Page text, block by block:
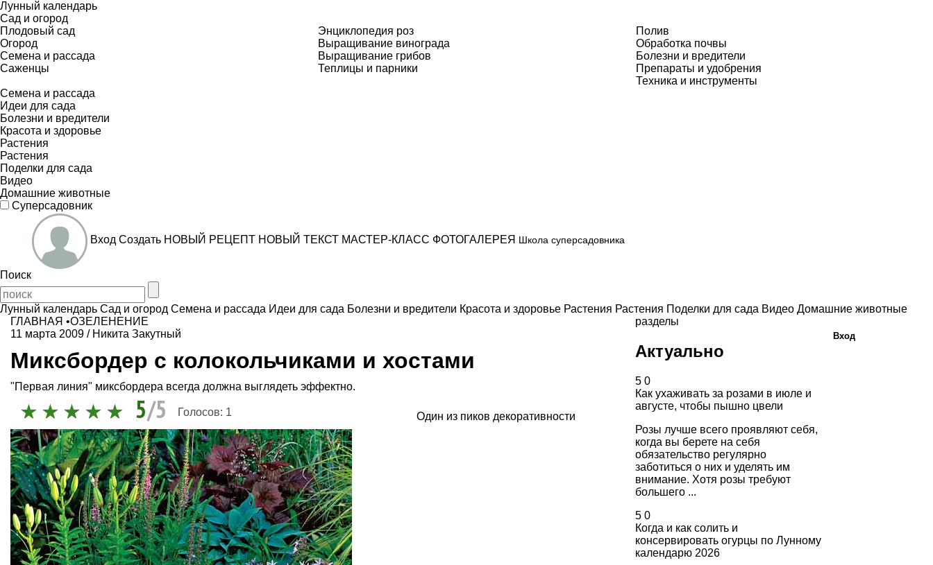
Лунный календарь
Сад и огород
Плодовый сад
Огород
Семена и рассада
Саженцы
Энциклопедия роз
Выращивание винограда
Выращивание грибов
Теплицы и парники
Полив
Обработка почвы
Болезни и вредители
Препараты и удобрения
Техника и инструменты
Семена и рассада
Идеи для сада
Болезни и вредители
Красота и здоровье
Растения
Растения
Поделки для сада
Видео
Домашние животные
Суперсадовник
Вход Создать НОВЫЙ РЕЦЕПТ НОВЫЙ ТЕКСТ МАСТЕР-КЛАСС ФОТОГАЛЕРЕЯ Школа суперсадовника
Поиск
Лунный календарь Сад и огород Семена и рассада Идеи для сада Болезни и вредители Красота и здоровье Растения Растения Поделки для сада Видео Домашние животные
ГЛАВНАЯ •ОЗЕЛЕНЕНИЕ
11 марта 2009 / Никита Закутный
Миксбордер с колокольчиками и хостами
"Первая линия" миксбордера всегда должна выглядеть эффектно.
5/5 Голосов: 1 Один из пиков декоративности
разделы
Актуально
5 0
Как ухаживать за розами в июле и
августе, чтобы пышно цвели
Розы лучше всего проявляют себя,
когда вы берете на себя
обязательство регулярно
заботиться о них и уделять им
внимание. Хотя розы требуют
большего ...
5 0
Когда и как солить и
консервировать огурцы по Лунному
календарю 2026
Вход